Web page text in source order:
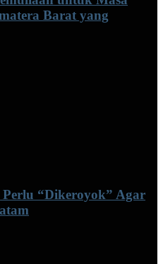
Barat yang
“Dikeroyok” Agar